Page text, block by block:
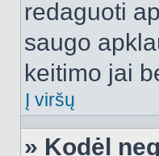
redaguoti
saugo
keitimo jai
Į viršų
» Kodėl